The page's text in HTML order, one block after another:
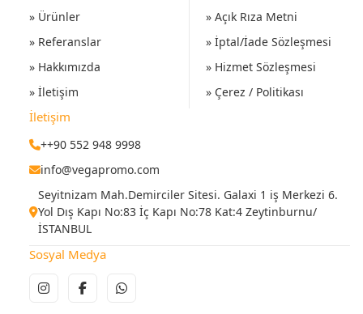
» Ürünler
» Referanslar
» Hakkımızda
» İletişim
» Açık Rıza Metni
» İptal/İade Sözleşmesi
» Hizmet Sözleşmesi
» Çerez / Politikası
İletişim
++90 552 948 9998
info@vegapromo.com
Seyitnizam Mah.Demirciler Sitesi. Galaxi 1 iş Merkezi 6.
Yol Dış Kapı No:83 İç Kapı No:78 Kat:4 Zeytinburnu/
İSTANBUL
Sosyal Medya